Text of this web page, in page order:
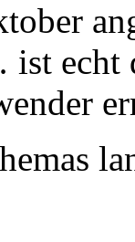
echt